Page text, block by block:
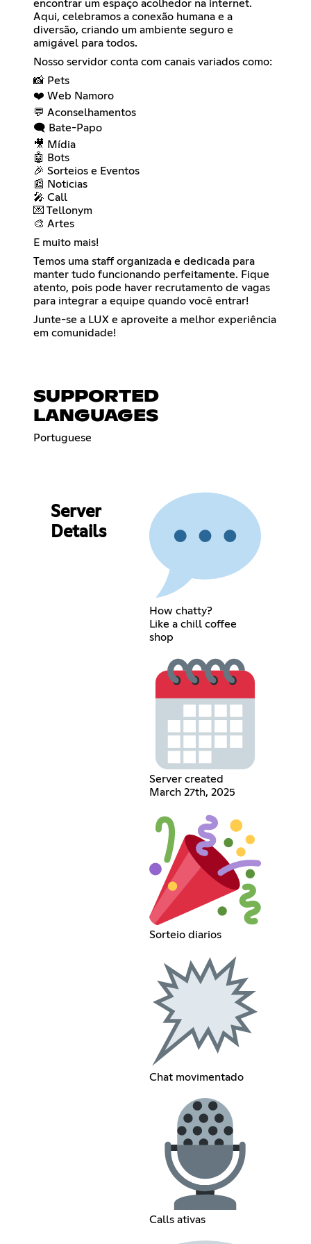
encontrar um espaço acolhedor na internet.
Aqui, celebramos a conexão humana e a
diversão, criando um ambiente seguro e
amigável para todos.
Nosso servidor conta com canais variados como:
📸 Pets
❤️ Web Namoro
💬 Aconselhamentos
🗨️ Bate-Papo
🎥 Mídia
🤖 Bots
🎉 Sorteios e Eventos
📰 Noticias
🎤 Call
💌 Tellonym
🎨 Artes
E muito mais!
Temos uma staff organizada e dedicada para
manter tudo funcionando perfeitamente. Fique
atento, pois pode haver recrutamento de vagas
para integrar a equipe quando você entrar!
Junte-se a LUX e aproveite a melhor experiência
em comunidade!
SUPPORTED
LANGUAGES
Portuguese
Server
Details
How chatty?
Like a chill coffee
shop
Server created
March 27th, 2025
Sorteio diarios
Chat movimentado
Calls ativas